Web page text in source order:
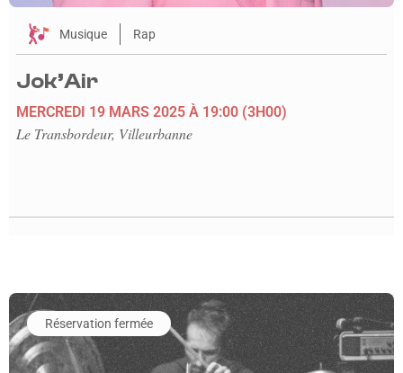
Musique Rap
Jok’Air
MERCREDI 19 MARS 2025 À 19:00 (3H00)
Le Transbordeur, Villeurbanne
En savoir plus sur l'événement Malaby / Ber / Dumoulin
Réservation fermée